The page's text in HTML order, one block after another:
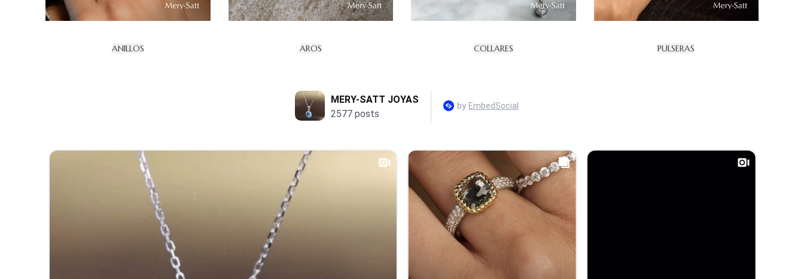
ANILLOS AROS COLLARES PULSERAS